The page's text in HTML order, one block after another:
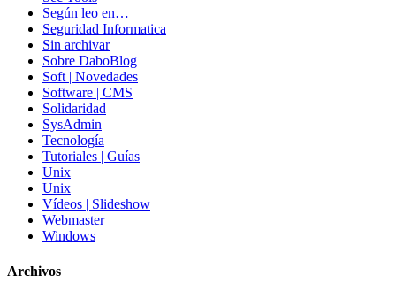
Según leo en…
Seguridad Informatica
Sin archivar
Sobre DaboBlog
Soft | Novedades
Software | CMS
Solidaridad
SysAdmin
Tecnología
Tutoriales | Guías
Unix
Unix
Vídeos | Slideshow
Webmaster
Windows
Archivos